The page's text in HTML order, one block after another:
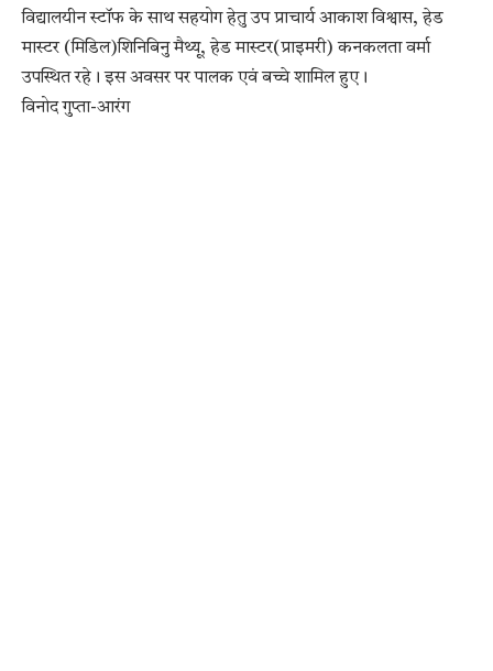
विद्यालयीन स्टॉफ के साथ सहयोग हेतु उप प्राचार्य आकाश विश्वास, हेड
मास्टर (मिडिल)शिनिबिनु मैथ्यू, हेड मास्टर(प्राइमरी) कनकलता वर्मा
उपस्थित रहे। इस अवसर पर पालक एवं बच्चे शामिल हुए।
विनोद गुप्ता-आरंग